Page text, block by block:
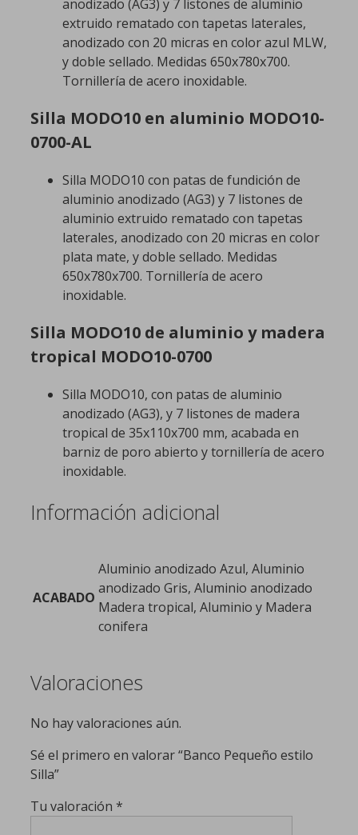
anodizado (AG3) y 7 listones de aluminio
extruido rematado con tapetas laterales,
anodizado con 20 micras en color azul MLW,
y doble sellado. Medidas 650x780x700.
Tornillería de acero inoxidable.
Silla MODO10 en aluminio MODO10-
0700-AL
Silla MODO10 con patas de fundición de
aluminio anodizado (AG3) y 7 listones de
aluminio extruido rematado con tapetas
laterales, anodizado con 20 micras en color
plata mate, y doble sellado. Medidas
650x780x700. Tornillería de acero
inoxidable.
Silla MODO10 de aluminio y madera
tropical MODO10-0700
Silla MODO10, con patas de aluminio
anodizado (AG3), y 7 listones de madera
tropical de 35x110x700 mm, acabada en
barniz de poro abierto y tornillería de acero
inoxidable.
Información adicional
ACABADO
Aluminio anodizado Azul, Aluminio
anodizado Gris, Aluminio anodizado
Madera tropical, Aluminio y Madera
conifera
Valoraciones
No hay valoraciones aún.
Sé el primero en valorar “Banco Pequeño estilo
Silla”
Tu valoración *